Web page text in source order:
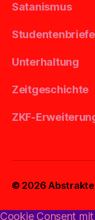
Satanismus
Studentenbriefe
Unterhaltung
Zeitgeschichte
ZKF-
© 2026
Cookie Consent